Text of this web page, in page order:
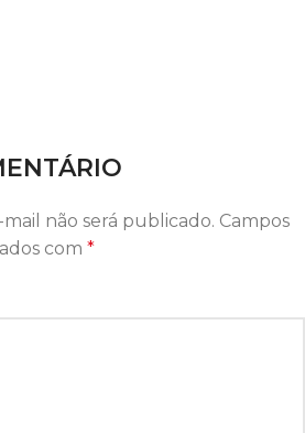
não será publicado. Campos
com *